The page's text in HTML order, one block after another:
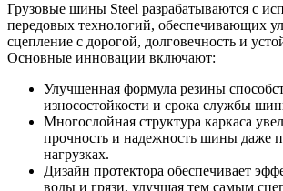
Грузовые шины Steel разрабатываются с
передовых технологий, обеспечивающих
сцепление с дорогой, долговечность и
Основные инновации включают:
Улучшенная формула резины
износостойкости и срока службы
Многослойная структура каркаса
прочность и надежность шины даже
нагрузках.
Дизайн протектора обеспечивает
воды и грязи, улучшая тем самым